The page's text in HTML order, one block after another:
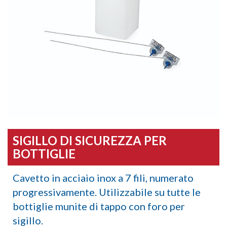
SIGILLO DI SICUREZZA PER
BOTTIGLIE
Cavetto in acciaio inox a 7 fili, numerato
progressivamente. Utilizzabile su tutte le
bottiglie munite di tappo con foro per
sigillo.